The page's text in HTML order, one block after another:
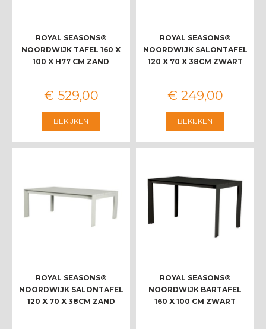
ROYAL SEASONS®
NOORDWIJK TAFEL 160 X
100 X H77 CM ZAND
€ 529,00
BEKIJKEN
ROYAL SEASONS®
NOORDWIJK SALONTAFEL
120 X 70 X 38CM ZWART
€ 249,00
BEKIJKEN
ROYAL SEASONS®
NOORDWIJK SALONTAFEL
120 X 70 X 38CM ZAND
ROYAL SEASONS®
NOORDWIJK BARTAFEL
160 X 100 CM ZWART